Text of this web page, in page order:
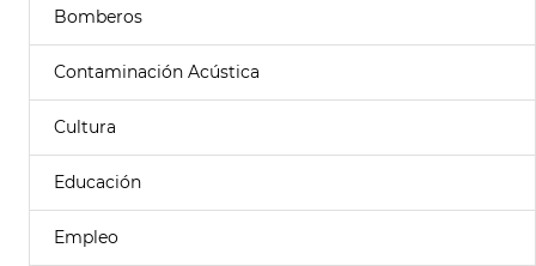
Bomberos
Contaminación Acústica
Cultura
Educación
Empleo